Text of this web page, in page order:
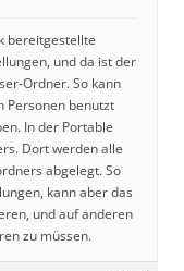
bereitgestellte
und da ist der
Ordner. So kann
Personen benutzt
In der Portable
Dort werden alle
abgelegt. So
kann aber das
und auf anderen
zu müssen.